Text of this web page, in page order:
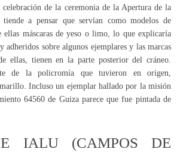
celebración de la ceremonia de la Apertura de la
tiende a pensar que servían como modelos de
ellas máscaras de yeso o limo, lo que explicaría
adheridos sobre algunos ejemplares y las marcas
ellas, tienen en la parte posterior del cráneo.
de la policromía que tuvieron en origen,
Incluso un ejemplar hallado por la misión
64560 de Guiza parece que fue pintada de
IALU (CAMPOS DE